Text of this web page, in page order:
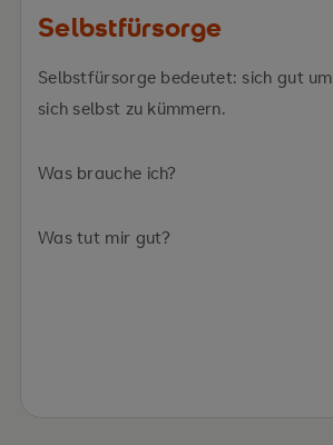
Selbstfürsorge
Selbstfürsorge bedeutet: sich gut um
sich selbst zu kümmern.
Was brauche ich?
Was tut mir gut?